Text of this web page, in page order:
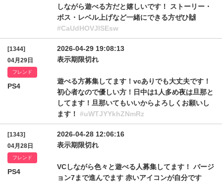
しながら遊べる方だと嬉しいです！ ストーリー・
ボス・レベル上げなど一緒にできる方ぜひ🙌
#CaUdHOVJlSEsw
[1344]
04月29日
フレンド
PS4
2026-04-29 19:08:13
表示期限切れ
遊べる方募集してます！vcありでも大丈夫です！
初心者なので優しい方！日中は1人多め夜は旦那と
してます！旦那いてもいいからよろしくお願いし
ます！ #uWTJYYkhZNmRz
[1343]
04月28日
フレンド
PS4
2026-04-28 12:06:16
表示期限切れ
VCしながら色々と遊べる人募集してます！ バージ
ョン7まで進んでます 赤いアイコンが自分です